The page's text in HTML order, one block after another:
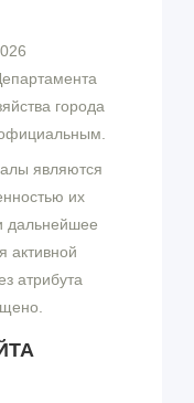
города
являются
их
дальнейшее
активной
атрибута